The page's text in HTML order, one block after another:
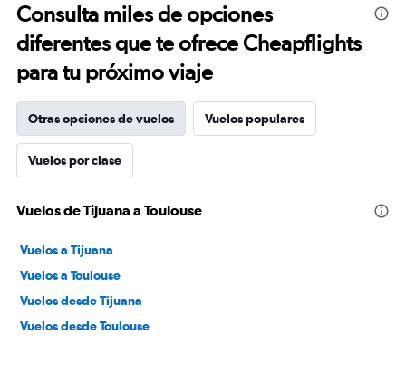
Consulta miles de opciones
diferentes que te ofrece Cheapflights
para tu próximo viaje
Otras opciones de vuelos Vuelos populares
Vuelos por clase
Vuelos de Tijuana a Toulouse
Vuelos a Tijuana
Vuelos a Toulouse
Vuelos desde Tijuana
Vuelos desde Toulouse